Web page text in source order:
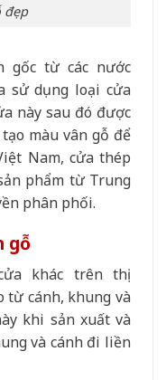
đẹp
gốc từ các nước
sử dụng loại cửa
này sau đó được
màu vân gỗ để
Nam, cửa thép
phẩm từ Trung
phân phối.
gỗ
khác trên thị
từ cánh, khung và
khi sản xuất và
và cánh đi liền